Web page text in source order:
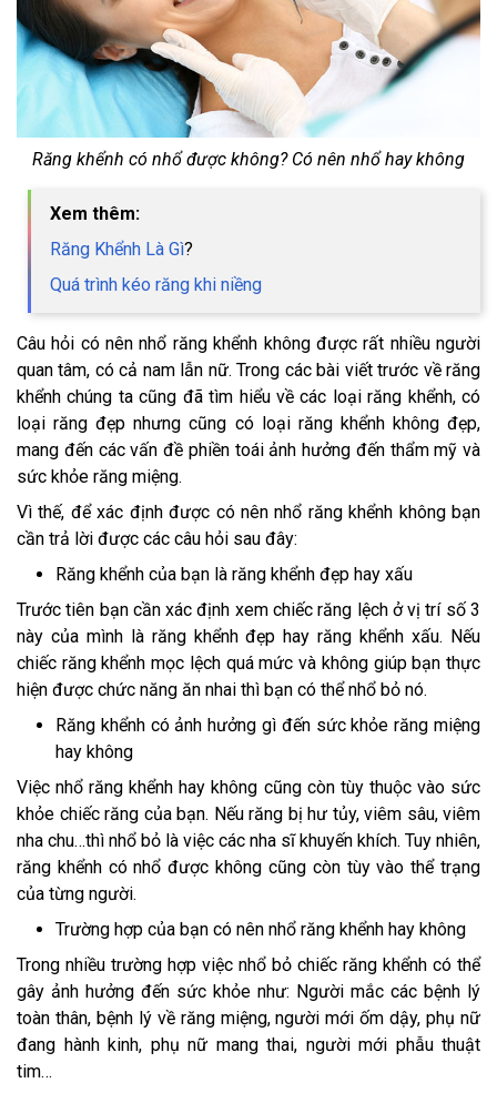
Răng khểnh có nhổ được không? Có nên nhổ hay không
Xem thêm:
Răng Khểnh Là Gì?
Quá trình kéo răng khi niềng
Câu hỏi có nên nhổ răng khểnh không được rất nhiều người
quan tâm, có cả nam lẫn nữ. Trong các bài viết trước về răng
khểnh chúng ta cũng đã tìm hiểu về các loại răng khểnh, có
loại răng đẹp nhưng cũng có loại răng khểnh không đẹp,
mang đến các vấn đề phiền toái ảnh hưởng đến thẩm mỹ và
sức khỏe răng miệng.
Vì thế, để xác định được có nên nhổ răng khểnh không bạn
cần trả lời được các câu hỏi sau đây:
Răng khểnh của bạn là răng khểnh đẹp hay xấu
Trước tiên bạn cần xác định xem chiếc răng lệch ở vị trí số 3
này của mình là răng khểnh đẹp hay răng khểnh xấu. Nếu
chiếc răng khểnh mọc lệch quá mức và không giúp bạn thực
hiện được chức năng ăn nhai thì bạn có thể nhổ bỏ nó.
Răng khểnh có ảnh hưởng gì đến sức khỏe răng miệng
hay không
Việc nhổ răng khểnh hay không cũng còn tùy thuộc vào sức
khỏe chiếc răng của bạn. Nếu răng bị hư tủy, viêm sâu, viêm
nha chu…thì nhổ bỏ là việc các nha sĩ khuyến khích. Tuy nhiên,
răng khểnh có nhổ được không cũng còn tùy vào thể trạng
của từng người.
Trường hợp của bạn có nên nhổ răng khểnh hay không
Trong nhiều trường hợp việc nhổ bỏ chiếc răng khểnh có thể
gây ảnh hưởng đến sức khỏe như: Người mắc các bệnh lý
toàn thân, bệnh lý về răng miệng, người mới ốm dậy, phụ nữ
đang hành kinh, phụ nữ mang thai, người mới phẫu thuật
tim…